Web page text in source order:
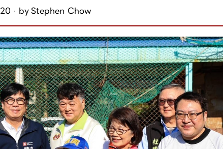
byStephen Chow